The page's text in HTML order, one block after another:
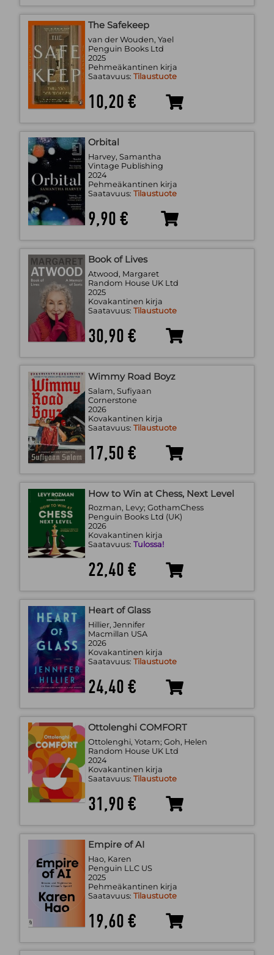
The Safekeep
van der Wouden, Yael
Penguin Books Ltd
2025
Pehmeäkantinen kirja
Saatavuus: Tilaustuote
10,20 €
Orbital
Harvey, Samantha
Vintage Publishing
2024
Pehmeäkantinen kirja
Saatavuus: Tilaustuote
9,90 €
Book of Lives
Atwood, Margaret
Random House UK Ltd
2025
Kovakantinen kirja
Saatavuus: Tilaustuote
30,90 €
Wimmy Road Boyz
Salam, Sufiyaan
Cornerstone
2026
Kovakantinen kirja
Saatavuus: Tilaustuote
17,50 €
How to Win at Chess, Next Level
Rozman, Levy; GothamChess
Penguin Books Ltd (UK)
2026
Kovakantinen kirja
Saatavuus: Tulossa!
22,40 €
Heart of Glass
Hillier, Jennifer
Macmillan USA
2026
Kovakantinen kirja
Saatavuus: Tilaustuote
24,40 €
Ottolenghi COMFORT
Ottolenghi, Yotam; Goh, Helen
Random House UK Ltd
2024
Kovakantinen kirja
Saatavuus: Tilaustuote
31,90 €
Empire of AI
Hao, Karen
Penguin LLC US
2025
Pehmeäkantinen kirja
Saatavuus: Tilaustuote
19,60 €